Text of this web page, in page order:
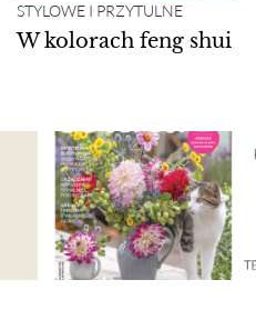
STYLOWE I PRZYTULNE
W kolorach feng shui